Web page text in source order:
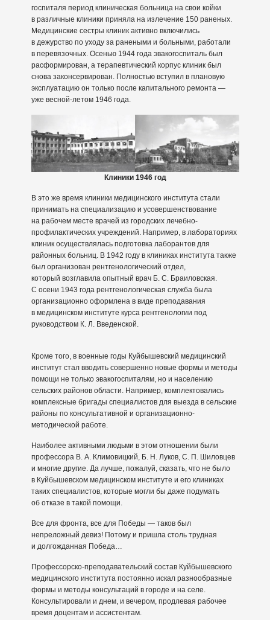
госпиталя период клиническая больница на свои койки
в различные клиники приняла на излечение 150 раненых.
Медицинские сестры клиник активно включились
в дежурство по уходу за ранеными и больными, работали
в перевязочных. Осенью 1944 года эвакогоспиталь был
расформирован, а терапевтический корпус клиник был
снова законсервирован. Полностью вступил в плановую
эксплуатацию он только после капитального ремонта —
уже весной-летом 1946 года.
Клиники 1946 год
В это же время клиники медицинского института стали
принимать на специализацию и усовершенствование
на рабочем месте врачей из городских лечебно-
профилактических учреждений. Например, в лабораториях
клиник осуществлялась подготовка лаборантов для
районных больниц. В 1942 году в клиниках института также
был организован рентгенологический отдел,
который возглавила опытный врач Б. С. Браиловская.
С осени 1943 года рентгенологическая служба была
организационно оформлена в виде преподавания
в медицинском институте курса рентгенологии под
руководством К. Л. Введенской.
Кроме того, в военные годы Куйбышевский медицинский
институт стал вводить совершенно новые формы и методы
помощи не только эвакогоспиталям, но и населению
сельских районов области. Например, комплектовались
комплексные бригады специалистов для выезда в сельские
районы по консультативной и организационно-
методической работе.
Наиболее активными людьми в этом отношении были
профессора В. А. Климовицкий, Б. Н. Луков, С. П. Шиловцев
и многие другие. Да лучше, пожалуй, сказать, что не было
в Куйбышевском медицинском институте и его клиниках
таких специалистов, которые могли бы даже подумать
об отказе в такой помощи.
Все для фронта, все для Победы — таков был
непреложный девиз! Потому и пришла столь трудная
и долгожданная Победа…
Профессорско-преподавательский состав Куйбышевского
медицинского института постоянно искал разнообразные
формы и методы консультаций в городе и на селе.
Консультировали и днем, и вечером, продлевая рабочее
время доцентам и ассистентам.